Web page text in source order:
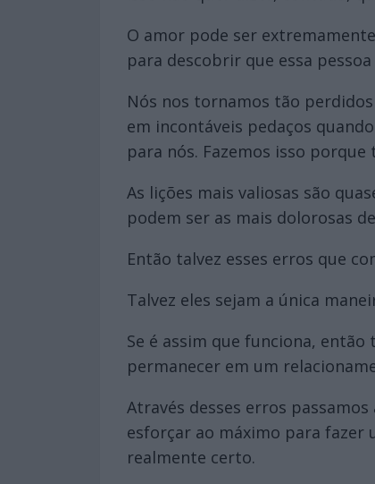
O amor pode ser
para descobrir que essa
Nós nos tornamos tão
em incontáveis pedaços
para nós. Fazemos isso
As lições mais valiosas são
podem ser as mais dolorosas
Então talvez esses erros que
Talvez eles sejam a única
Se é assim que funciona,
permanecer em um
Através desses erros
esforçar ao máximo para fazer
realmente certo.